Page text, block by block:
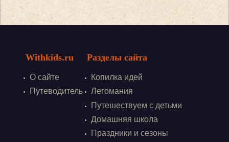
Withkids.ru
О сайте
Путеводитель
Разделы сайта
Копилка идей
Легомания
Путешествуем с детьми
Домашняя школа
Праздники и сезоны